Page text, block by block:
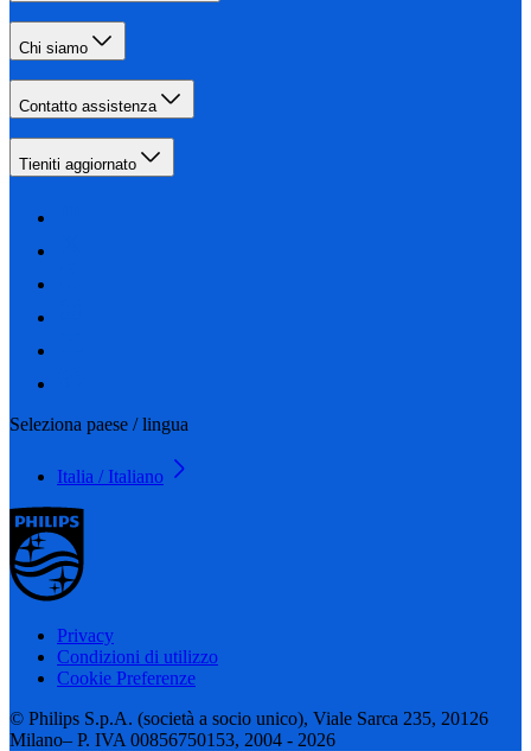
Chi siamo
Contatto assistenza
Tieniti aggiornato
Seleziona paese / lingua
Italia / Italiano
Privacy
Condizioni di utilizzo
Cookie Preferenze
© Philips S.p.A. (società a socio unico), Viale Sarca 235, 20126
Milano– P. IVA 00856750153, 2004 - 2026